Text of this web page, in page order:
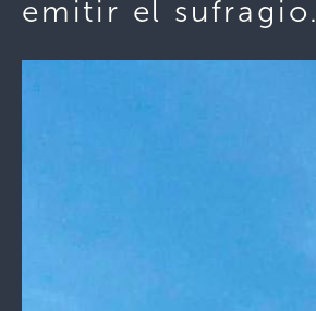
emitir el sufragio.